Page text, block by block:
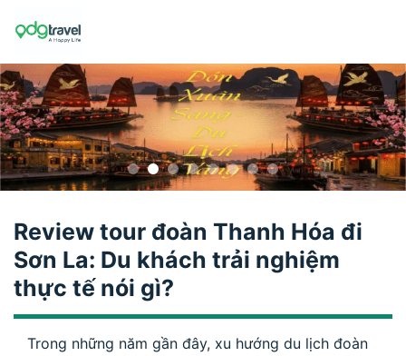
Review tour đoàn Thanh Hóa đi
Sơn La: Du khách trải nghiệm
thực tế nói gì?
Trong những năm gần đây, xu hướng du lịch đoàn